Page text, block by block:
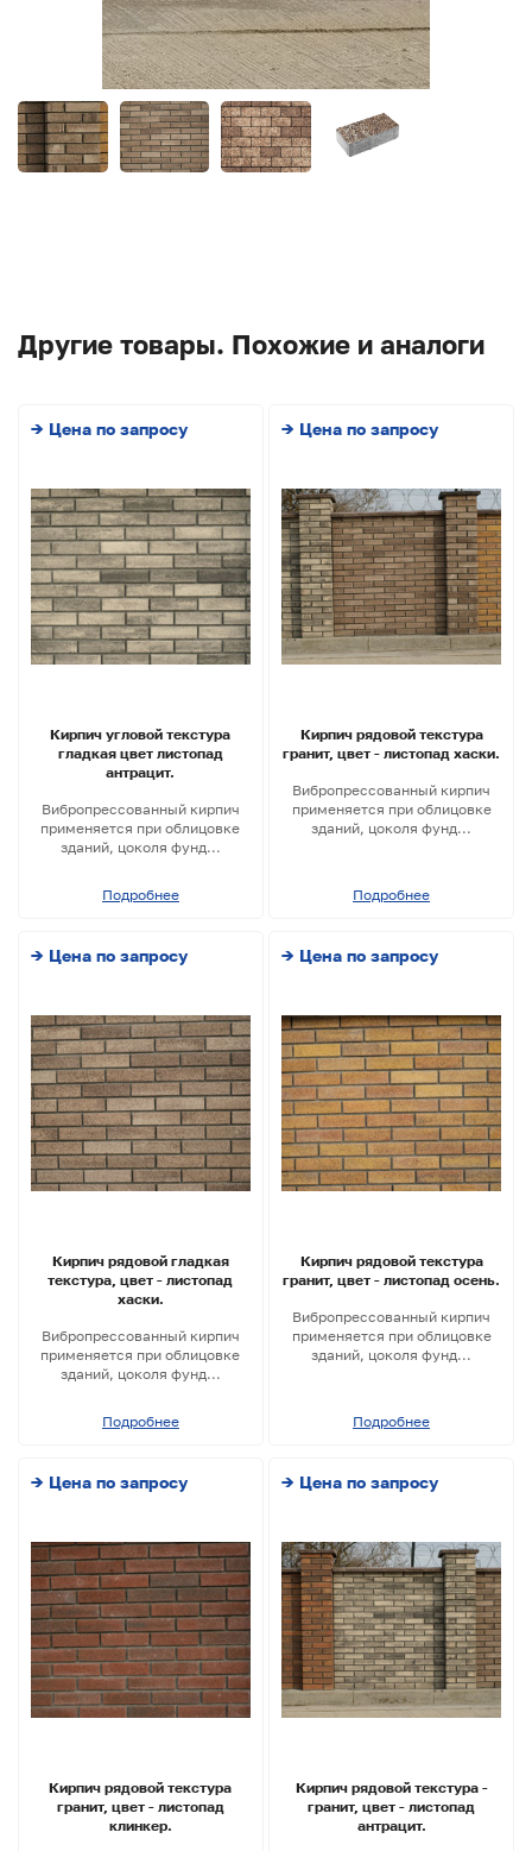
Другие товары. Похожие и аналоги
→ Цена по запросу
Кирпич угловой текстура
гладкая цвет листопад
антрацит.
Вибропрессованный кирпич
применяется при облицовке
зданий, цоколя фунд...
Подробнее
→ Цена по запросу
Кирпич рядовой текстура
гранит, цвет - листопад хаски.
Вибропрессованный кирпич
применяется при облицовке
зданий, цоколя фунд...
Подробнее
→ Цена по запросу
Кирпич рядовой гладкая
текстура, цвет - листопад
хаски.
Вибропресcованный кирпич
применяется при облицовке
зданий, цоколя фунд...
Подробнее
→ Цена по запросу
Кирпич рядовой текстура
гранит, цвет - листопад осень.
Вибропрессованный кирпич
применяется при облицовке
зданий, цоколя фунд...
Подробнее
→ Цена по запросу
Кирпич рядовой текстура
гранит, цвет - листопад
клинкер.
→ Цена по запросу
Кирпич рядовой текстура -
гранит, цвет - листопад
антрацит.